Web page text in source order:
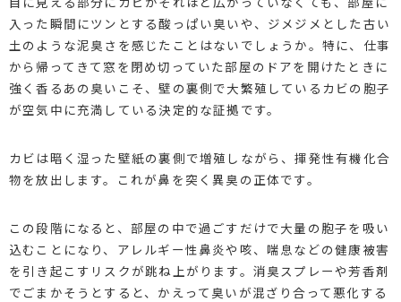
入った瞬間にツンとする酸っぱい臭いや、ジメジメとした古い
土のような泥臭さを感じたことはないでしょうか。特に、仕事
から帰ってきて窓を閉め切っていた部屋のドアを開けたときに
強く香るあの臭いこそ、壁の裏側で大繁殖しているカビの胞子
が空気中に充満している決定的な証拠です。
カビは暗く湿った壁紙の裏側で増殖しながら、揮発性有機化合
物を放出します。これが鼻を突く異臭の正体です。
この段階になると、部屋の中で過ごすだけで大量の胞子を吸い
込むことになり、アレルギー性鼻炎や咳、喘息などの健康被害
を引き起こすリスクが跳ね上がります。消臭スプレーや芳香剤
でごまかそうとすると、かえって臭いが混ざり合って悪化する